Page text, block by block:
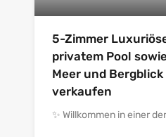
5-Zimmer
privatem Pool
Meer und
verkaufen
✨ Willkommen in einer